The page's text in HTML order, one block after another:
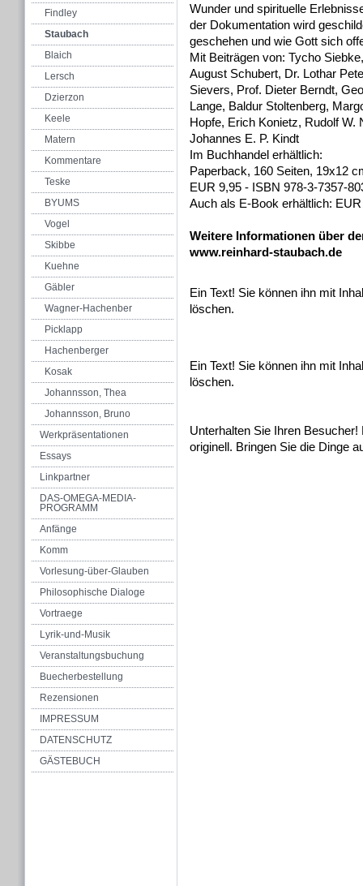
Findley
Staubach
Blaich
Lersch
Dzierzon
Keele
Matern
Kommentare
Teske
BYUMS
Vogel
Skibbe
Kuehne
Gäbler
Wagner-Hachenber
Picklapp
Hachenberger
Kosak
Johannsson, Thea
Johannsson, Bruno
Werkpräsentationen
Essays
Linkpartner
DAS-OMEGA-MEDIA-
PROGRAMM
Anfänge
Komm
Vorlesung-über-Glauben
Philosophische Dialoge
Vortraege
Lyrik-und-Musik
Veranstaltungsbuchung
Buecherbestellung
Rezensionen
IMPRESSUM
DATENSCHUTZ
GÄSTEBUCH
Wunder und spirituelle
der Dokumentation wird
geschehen und wie Gott sich
Mit Beiträgen von: Tycho
August Schubert, Dr. Lothar
Sievers, Prof. Dieter Berndt,
Lange, Baldur Stoltenberg,
Hopfe, Erich Konietz, Rudolf W.
Johannes E. P. Kindt
Im Buchhandel erhältlich:
Paperback, 160 Seiten, 19x12
EUR 9,95 - ISBN 978-3-7357-
Auch als E-Book erhältlich:
Weitere Informationen über
www.reinhard-staubach.de
Ein Text! Sie können ihn mit
löschen.
Ein Text! Sie können ihn mit
löschen.
Unterhalten Sie Ihren
originell. Bringen Sie die Dinge